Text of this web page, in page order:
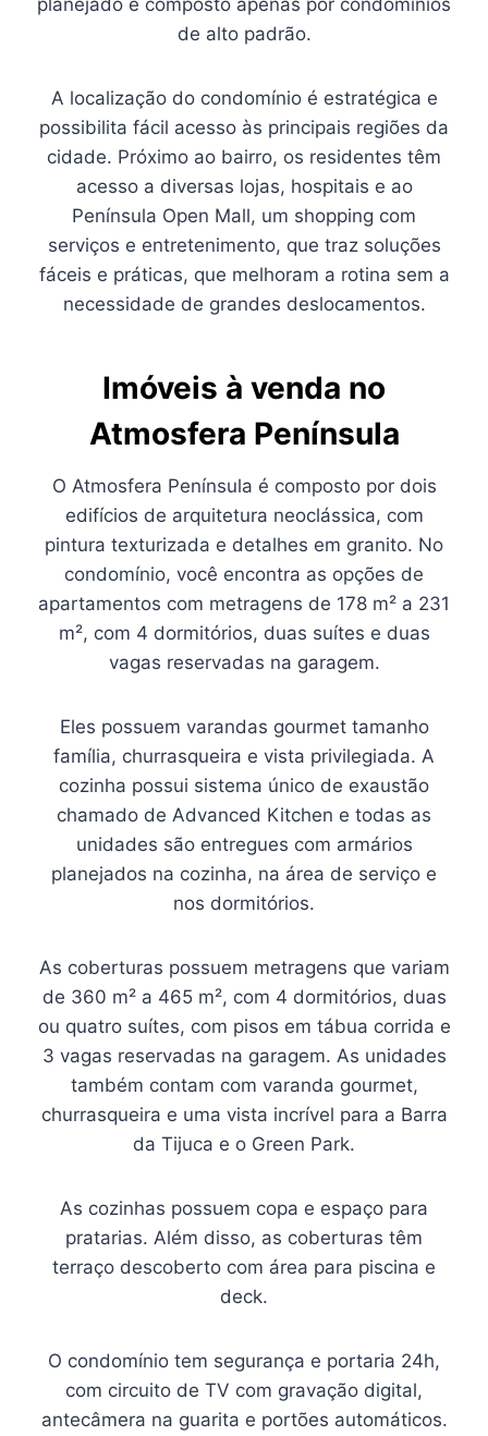
de alto padrão.
A localização do condomínio é estratégica e
possibilita fácil acesso às principais regiões da
cidade. Próximo ao bairro, os residentes têm
acesso a diversas lojas, hospitais e ao
Península Open Mall, um shopping com
serviços e entretenimento, que traz soluções
fáceis e práticas, que melhoram a rotina sem a
necessidade de grandes deslocamentos.
Imóveis à venda no
Atmosfera Península
O Atmosfera Península é composto por dois
edifícios de arquitetura neoclássica, com
pintura texturizada e detalhes em granito. No
condomínio, você encontra as opções de
apartamentos com metragens de 178 m² a 231
m², com 4 dormitórios, duas suítes e duas
vagas reservadas na garagem.
Eles possuem varandas gourmet tamanho
família, churrasqueira e vista privilegiada. A
cozinha possui sistema único de exaustão
chamado de Advanced Kitchen e todas as
unidades são entregues com armários
planejados na cozinha, na área de serviço e
nos dormitórios.
As coberturas possuem metragens que variam
de 360 m² a 465 m², com 4 dormitórios, duas
ou quatro suítes, com pisos em tábua corrida e
3 vagas reservadas na garagem. As unidades
também contam com varanda gourmet,
churrasqueira e uma vista incrível para a Barra
da Tijuca e o Green Park.
As cozinhas possuem copa e espaço para
pratarias. Além disso, as coberturas têm
terraço descoberto com área para piscina e
deck.
O condomínio tem segurança e portaria 24h,
com circuito de TV com gravação digital,
antecâmera na guarita e portões automáticos.